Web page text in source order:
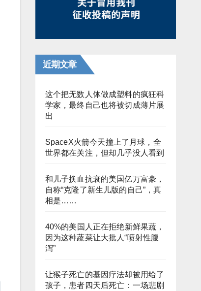
近期文章
这个把无数人体做成塑料的疯狂科
学家，最终自己也将被切成薄片展
出
SpaceX火箭今天撞上了月球，全
世界都在关注，但却几乎没人看到
和儿子换血抗衰的美国亿万富豪，
自称“克隆了新生儿版的自己”，真
相是……
40%的美国人正在拒绝新鲜果蔬，
因为这种蔬菜让大批人“喷射性腹
泻”
让猴子死亡的基因疗法却被用给了
孩子，患者四天后死亡：一场悲剧